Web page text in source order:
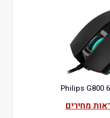
מחירים